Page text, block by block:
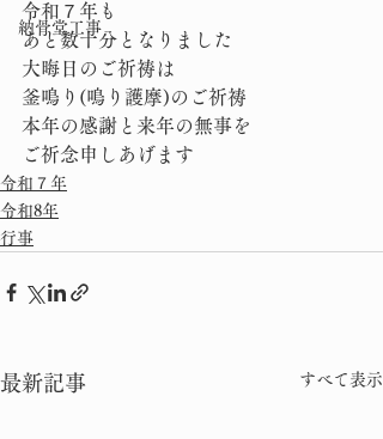
納骨堂工事
令和７年も
あと数十分となりました
大晦日のご祈祷は
釜鳴り(鳴り護摩)のご祈祷
本年の感謝と来年の無事を
ご祈念申しあげます
令和７年
令和8年
行事
最新記事 すべて表示